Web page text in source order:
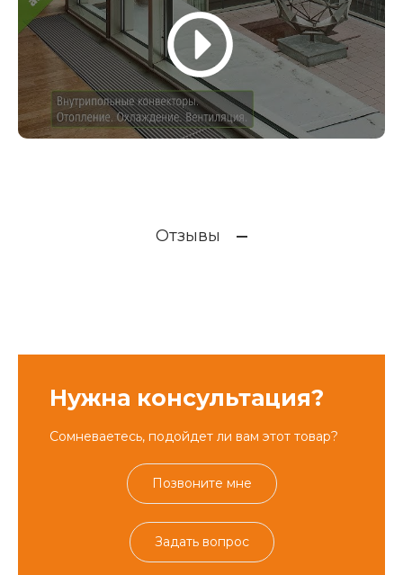
Отзывы
Нужна консультация?
Сомневаетесь, подойдет ли вам этот товар?
Позвоните мне
Задать вопрос